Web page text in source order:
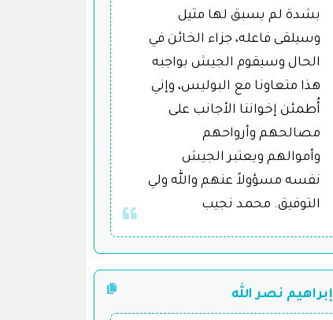
بشدة لم يسبق لها مثيل
وسيلقى فاعله، جزاء الخائن في
الحال وسيقوم الجيش بواجبه
هذا متعاونا مع البوليس، وإني
أُطمئن إخواننا الأجانب على
مصالحهم وأرواحهم
وأموالهم ويعتبر الجيش
نفسه مسؤولاً عنهم والله ولي
التوفيق. محمد نجيب
إبراهيم نصر الله